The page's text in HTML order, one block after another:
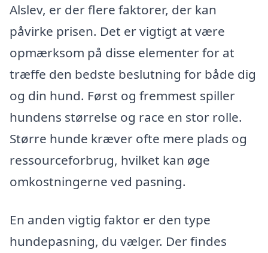
Alslev, er der flere faktorer, der kan
påvirke prisen. Det er vigtigt at være
opmærksom på disse elementer for at
træffe den bedste beslutning for både dig
og din hund. Først og fremmest spiller
hundens størrelse og race en stor rolle.
Større hunde kræver ofte mere plads og
ressourceforbrug, hvilket kan øge
omkostningerne ved pasning.
En anden vigtig faktor er den type
hundepasning, du vælger. Der findes